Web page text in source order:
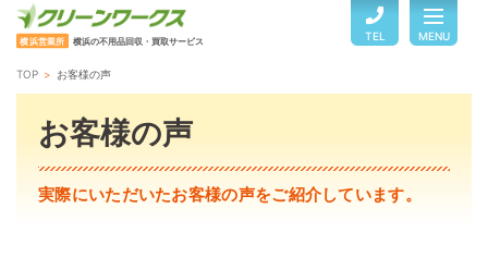
横浜営業所 横浜の不用品回収・買取サービス TEL MENU
サービスのご案内
TOP お客様の声
お客様の声
実際にいただいたお客様の声をご紹介しています。